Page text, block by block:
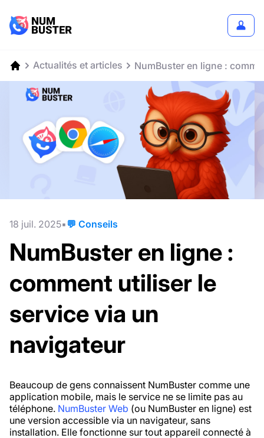
Actualités et articles NumBuster en ligne :
18 juil. 2025 💬 Conseils
NumBuster en ligne :
comment utiliser le
service via un
navigateur
Beaucoup de gens connaissent NumBuster comme une
application mobile, mais le service ne se limite pas au
téléphone. NumBuster Web (ou NumBuster en ligne) est
une version accessible via un navigateur, sans
installation. Elle fonctionne sur tout appareil connecté à